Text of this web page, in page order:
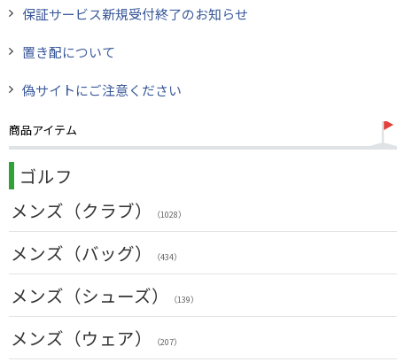
保証サービス新規受付終了のお知らせ
置き配について
偽サイトにご注意ください
商品アイテム
ゴルフ
メンズ（クラブ）
（1028）
クラブセット(右用)
ドライバー(右用)
フェアウェイウッド(右用)
ユーティリティー(右用)
メンズ（バッグ） （434）
キャディバッグ（212）
ボストンバッグ
トートバッグ
メンズ（シューズ） （139）
メンズ（ウェア） （207）